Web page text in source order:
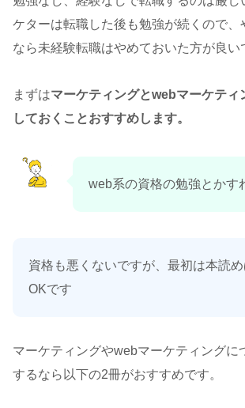
ケターは転職した後も勉強が続くので、
なら未経験転職はやめておいた方が良い
まずはマーケティングとwebマーケティ
しておくことおすすめします。
web系の資格の勉強とかす
資格も悪くないですが、最初は本読
OKです
マーケティングやwebマーケティングに
するなら以下の2冊がおすすめです。